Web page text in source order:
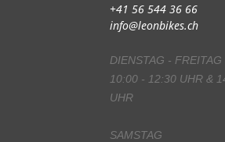
+41 56 544 36 66
info@leonbikes.ch
DIENSTAG - FREITAG
10:00 - 12:30 UHR &
UHR
SAMSTAG